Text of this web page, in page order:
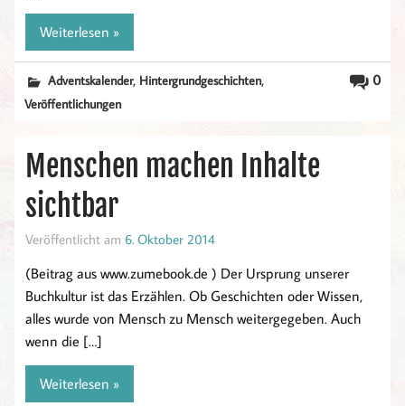
Weiterlesen »
0
Adventskalender, Hintergrundgeschichten,
Veröffentlichungen
Menschen machen Inhalte
sichtbar
Veröffentlicht am 6. Oktober 2014
(Beitrag aus www.zumebook.de ) Der Ursprung unserer
Buchkultur ist das Erzählen. Ob Geschichten oder Wissen,
alles wurde von Mensch zu Mensch weitergegeben. Auch
wenn die […]
Weiterlesen »